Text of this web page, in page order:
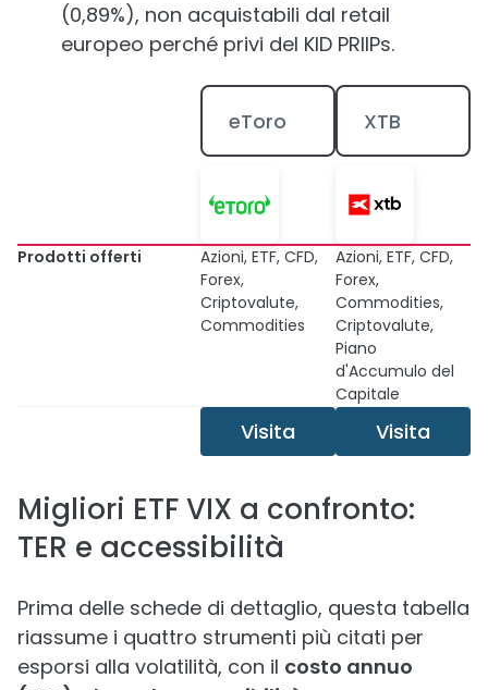
(0,89%), non acquistabili dal retail
europeo perché privi del KID PRIIPs.
eToro XTB
Prodotti offerti
Azioni, ETF, CFD,
Forex,
Criptovalute,
Commodities
Azioni, ETF, CFD,
Forex,
Commodities,
Criptovalute,
Piano
d'Accumulo del
Capitale
Visita Visita
Migliori ETF VIX a confronto:
TER e accessibilità
Prima delle schede di dettaglio, questa tabella
riassume i quattro strumenti più citati per
esporsi alla volatilità, con il costo annuo